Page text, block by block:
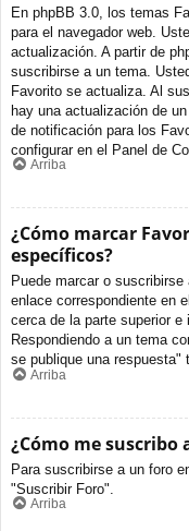
En phpBB 3.0, los temas
para el navegador web.
actualización. A partir de
suscribirse a un tema.
Favorito se actualiza. Al
hay una actualización de
de notificación para los
configurar en el Panel de
Arriba
¿Cómo marcar
específicos?
Puede marcar o
enlace correspondiente en
cerca de la parte superior
Respondiendo a un tema
se publique una respuesta"
Arriba
¿Cómo me suscribo
Para suscribirse a un foro
"Suscribir Foro".
Arriba